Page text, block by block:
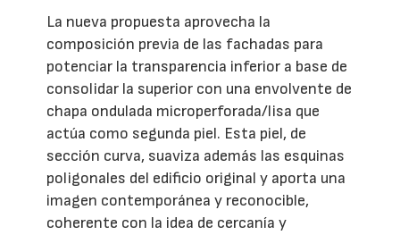
La nueva propuesta aprovecha la
composición previa de las fachadas para
potenciar la transparencia inferior a base de
consolidar la superior con una envolvente de
chapa ondulada microperforada/lisa que
actúa como segunda piel. Esta piel, de
sección curva, suaviza además las esquinas
poligonales del edificio original y aporta una
imagen contemporánea y reconocible,
coherente con la idea de cercanía y